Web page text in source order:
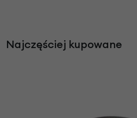
Najczęściej kupowane